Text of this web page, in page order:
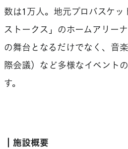
数は1万人。地元プロバスケッ
ストークス」のホームアリー
の舞台となるだけでなく、音
際会議）など多様なイベント
す。
┃施設概要